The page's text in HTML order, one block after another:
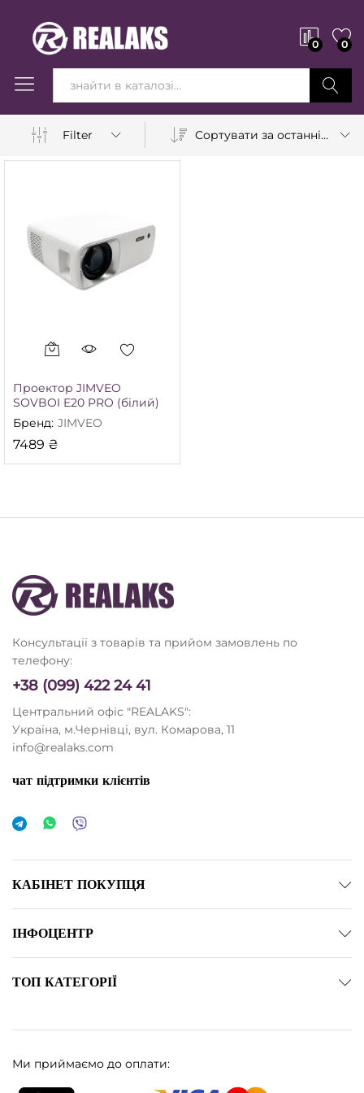
0 0
Вперед!
Filter
Сортувати за останніми
Проектор JIMVEO
SOVBOI E20 PRO (білий)
Бренд: JIMVEO
7489 ₴
Консультації з товарів та прийом замовлень по
телефону:
+38 (099) 422 24 41
Центральний офіс "REALAKS":
Україна, м.Чернівці, вул. Комарова, 11
info@realaks.com
чат підтримки клієнтів
КАБІНЕТ ПОКУПЦЯ
ІНФОЦЕНТР
ТОП КАТЕГОРІЇ
Ми приймаємо до оплати: